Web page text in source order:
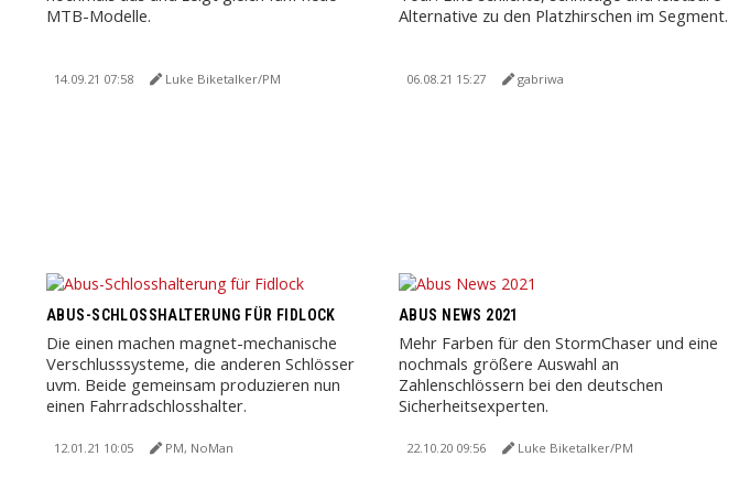
MTB-Modelle.
14.09.21 07:58 Luke Biketalker/PM
Alternative zu den Platzhirschen im Segment.
06.08.21 15:27 gabriwa
ABUS-SCHLOSSHALTERUNG FÜR FIDLOCK
Die einen machen magnet-mechanische
Verschlusssysteme, die anderen Schlösser
uvm. Beide gemeinsam produzieren nun
einen Fahrradschlosshalter.
12.01.21 10:05 PM, NoMan
ABUS NEWS 2021
Mehr Farben für den StormChaser und eine
nochmals größere Auswahl an
Zahlenschlössern bei den deutschen
Sicherheitsexperten.
22.10.20 09:56 Luke Biketalker/PM